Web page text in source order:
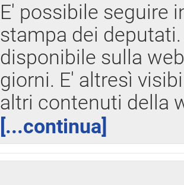
E' possibile seguire
stampa dei
disponibile sulla
giorni. E' altresì
altri contenuti della
[...continua]